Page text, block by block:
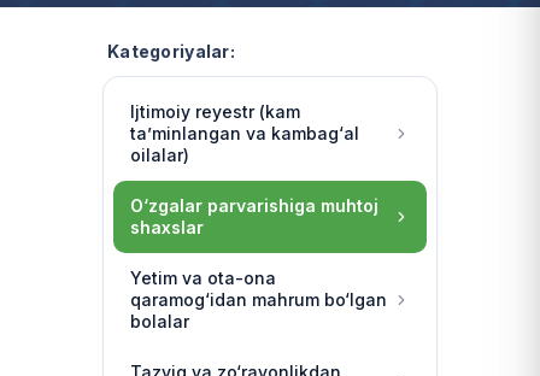
Kategoriyalar:
Ijtimoiy reyestr (kam
ta’minlangan va kambag‘al
oilalar)
O‘zgalar parvarishiga muhtoj
shaxslar
Yetim va ota-ona
qaramog‘idan mahrum bo‘lgan
bolalar